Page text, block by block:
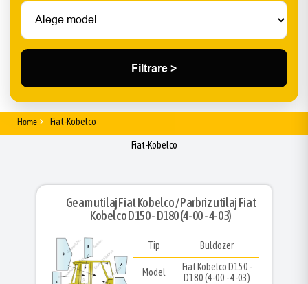
Filtrare >
Home Fiat-Kobelco
Fiat-Kobelco
Geam utilaj Fiat Kobelco / Parbriz utilaj Fiat
Kobelco D150 - D180 (4-00 - 4-03)
Tip Buldozer
Model
Fiat Kobelco D150 -
D180 (4-00 - 4-03)